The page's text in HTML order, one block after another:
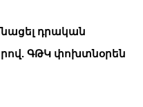
դրական
ԳԹԿ փոխտնօրեն